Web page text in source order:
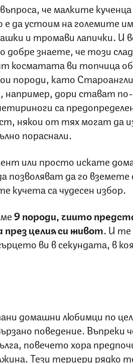
че малките
е да устоим на големите
и тромави лапички. И
добре знаете, че този
косматата ви топчица
породи, като
например, дори стават
са
някои от тях могат да
пораснали.
или просто искате
да го вземете
кучета са чудесен избор.
9 породи, чиито
целия си живот. И те
ви в секундата, в
домашни любимци по
поведение. Въпреки
повечето хора
Тези териери рядко